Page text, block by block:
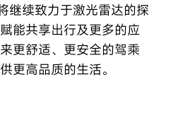
继续致力于激光雷达的探
能共享出行及更多的应
更舒适、更安全的驾乘
更高品质的生活。